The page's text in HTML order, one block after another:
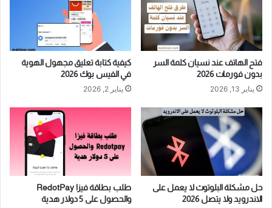
فتح الهاتف عند نسيان كلمة السر
بدون فورمات 2026
يناير 13, 2026
كيفية كتابة تعليق مجهول الهوية
في الفيس بوك 2026
يناير 2, 2026
حل مشكلة البلوتوث لا يعمل على
الاندرويد ولا يتصل 2026
طلب بطاقة فيزا RedotPay
والحصول على 5 دولار هدية